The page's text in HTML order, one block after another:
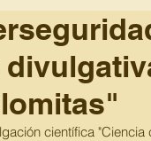
científica